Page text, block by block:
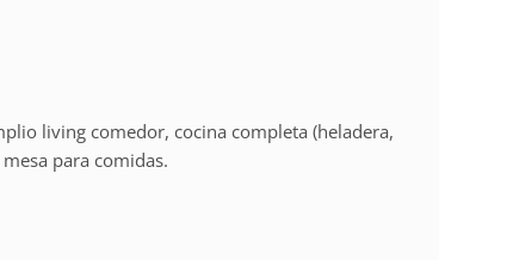
living comedor, cocina completa (heladera,
para comidas.